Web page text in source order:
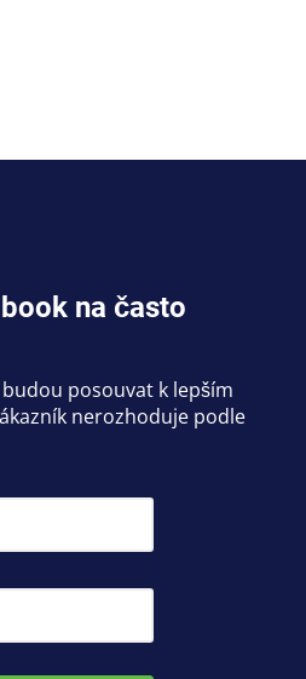
na často
posouvat k lepším
nerozhoduje podle